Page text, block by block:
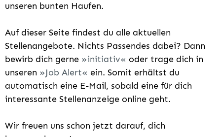
unseren bunten Haufen.
Auf dieser Seite findest du alle aktuellen
Stellenangebote. Nichts Passendes dabei? Dann
bewirb dich gerne
initiativ
oder trage dich in
unseren
Job Alert
ein. Somit erhältst du
automatisch eine E-Mail, sobald eine für dich
interessante Stellenanzeige online geht.
Wir freuen uns schon jetzt darauf, dich